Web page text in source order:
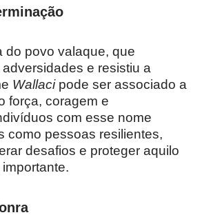
do povo valaque, que
e resistiu a
Wallacipode ser associado a
força, coragem e
com esse nome
como pessoas resilientes,
desafios e proteger aquilo